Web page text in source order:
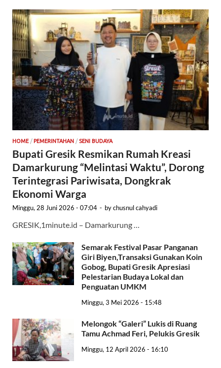
HOME/ PEMERINTAHAN /SENI BUDAYA
Bupati Gresik Resmikan Rumah Kreasi
Damarkurung “Melintasi Waktu”, Dorong
Terintegrasi Pariwisata, Dongkrak
Ekonomi Warga
Minggu, 28 Juni 2026 - 07:04 - bychusnul cahyadi
GRESIK,1minute.id – Damarkurung …
Semarak Festival Pasar Panganan
Giri Biyen,Transaksi Gunakan Koin
Gobog, Bupati Gresik Apresiasi
Pelestarian Budaya Lokal dan
Penguatan UMKM
Minggu, 3 Mei 2026 - 15:48
Melongok “Galeri” Lukis di Ruang
Tamu Achmad Feri, Pelukis Gresik
Minggu, 12 April 2026 - 16:10